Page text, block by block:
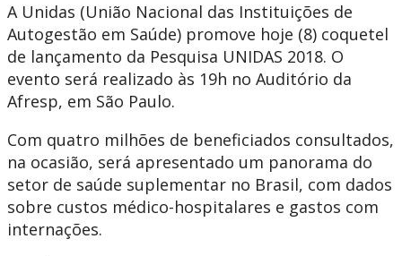
A Unidas (União Nacional das Instituições de
Autogestão em Saúde) promove hoje (8) coquetel
de lançamento da Pesquisa UNIDAS 2018. O
evento será realizado às 19h no Auditório da
Afresp, em São Paulo.
Com quatro milhões de beneficiados consultados,
na ocasião, será apresentado um panorama do
setor de saúde suplementar no Brasil, com dados
sobre custos médico-hospitalares e gastos com
internações.